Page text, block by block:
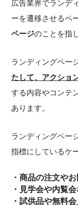
広告業界でランデ
ーを遷移させるペ
ページのことを指
ランディングペー
たして、アクショ
する内容やコンテ
あります。
ランディングペー
指標にしているケ
・商品の注文や
・見学会や内覧
・試供品や無料